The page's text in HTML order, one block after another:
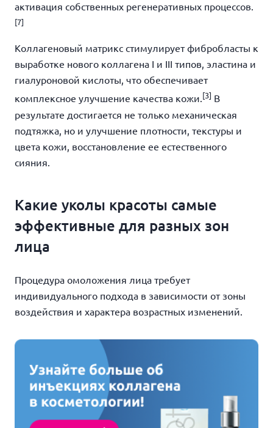
активация собственных регенеративных процессов.
[7]
Коллагеновый матрикс стимулирует фибробласты к
выработке нового коллагена I и III типов, эластина и
гиалуроновой кислоты, что обеспечивает
комплексное улучшение качества кожи. [3] В
результате достигается не только механическая
подтяжка, но и улучшение плотности, текстуры и
цвета кожи, восстановление ее естественного
сияния.
Какие уколы красоты самые
эффективные для разных зон
лица
Процедура омоложения лица требует
индивидуального подхода в зависимости от зоны
воздействия и характера возрастных изменений.